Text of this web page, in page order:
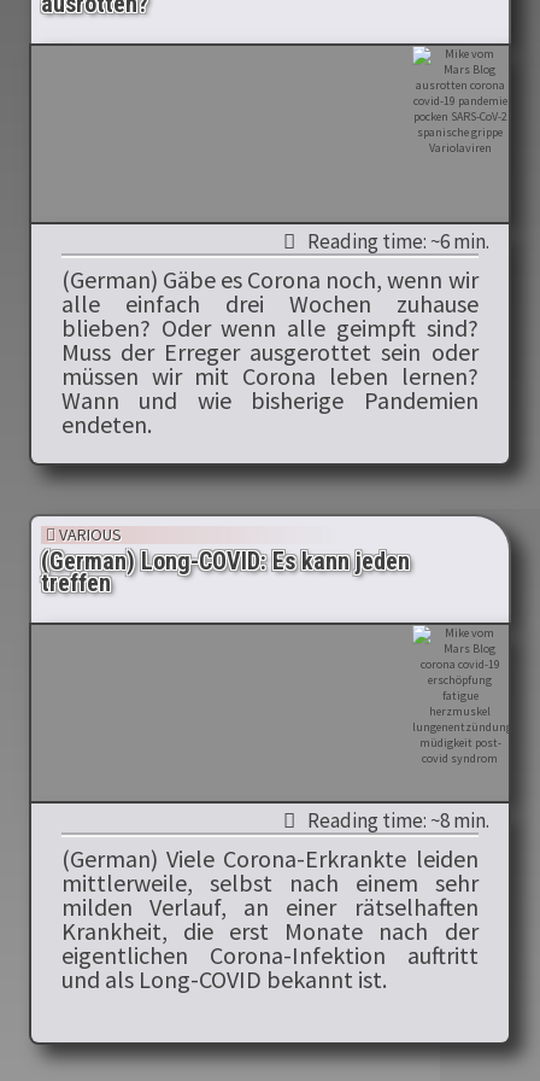
Reading time: ~6 min.
(German) Gäbe es Corona noch, wenn wir
alle einfach drei Wochen zuhause
blieben? Oder wenn alle geimpft sind?
Muss der Erreger ausgerottet sein oder
müssen wir mit Corona leben lernen?
Wann und wie bisherige Pandemien
endeten.
VARIOUS
(German) Long-COVID: Es kann jeden
treffen
Reading time: ~8 min.
(German) Viele Corona-Erkrankte leiden
mittlerweile, selbst nach einem sehr
milden Verlauf, an einer rätselhaften
Krankheit, die erst Monate nach der
eigentlichen Corona-Infektion auftritt
und als Long-COVID bekannt ist.